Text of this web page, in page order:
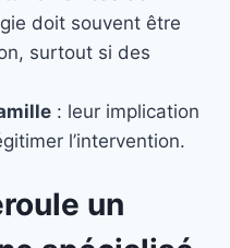
doit souvent être
surtout si des
: leur implication
l’intervention.
un